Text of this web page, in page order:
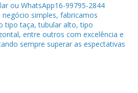
ou WhatsApp16-99795-2844
simples, fabricamos
tipo taça, tubular alto, tipo
entre outros com excelência e
sempre superar as espectativas